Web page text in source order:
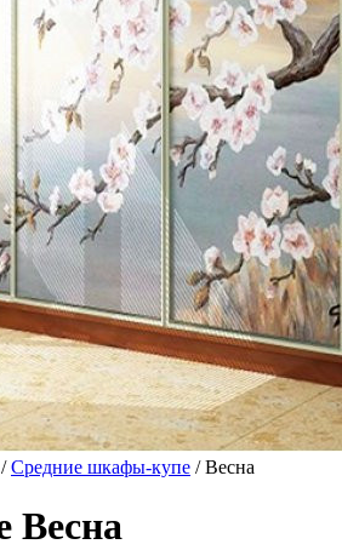
/Средние шкафы-купе / Весна
Весна